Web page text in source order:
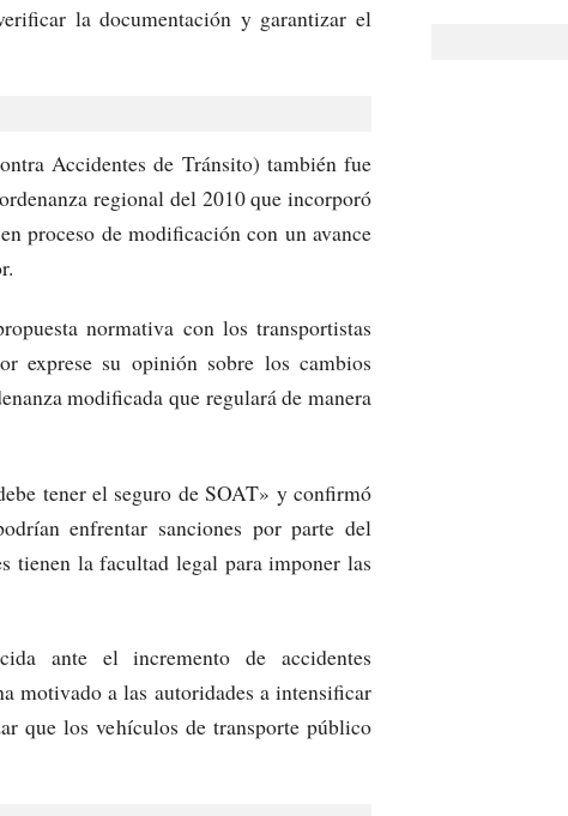
la documentación y garantizar el
Accidentes de Tránsito) también fue
regional del 2010 que incorporó
proceso de modificación con un avance
normativa con los transportistas
exprese su opinión sobre los cambios
modificada que regulará de manera
tener el seguro de SOAT» y confirmó
enfrentar sanciones por parte del
tienen la facultad legal para imponer las
ante el incremento de accidentes
motivado a las autoridades a intensificar
que los vehículos de transporte público